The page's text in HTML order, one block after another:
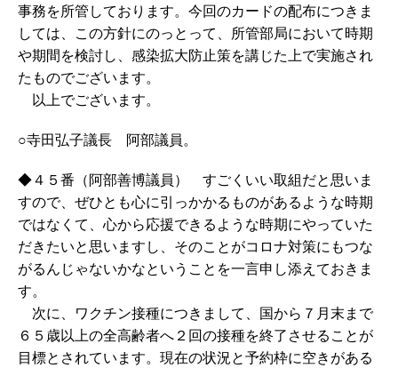
事務を所管しております。今回のカードの配布につきま
しては、この方針にのっとって、所管部局において時期
や期間を検討し、感染拡大防止策を講じた上で実施され
たものでございます。
以上でございます。
○寺田弘子議長 阿部議員。
◆４５番（阿部善博議員） すごくいい取組だと思いま
すので、ぜひとも心に引っかかるものがあるような時期
ではなくて、心から応援できるような時期にやっていた
だきたいと思いますし、そのことがコロナ対策にもつな
がるんじゃないかなということを一言申し添えておきま
す。
次に、ワクチン接種につきまして、国から７月末まで
６５歳以上の全高齢者へ２回の接種を終了させることが
目標とされています。現在の状況と予約枠に空きがある